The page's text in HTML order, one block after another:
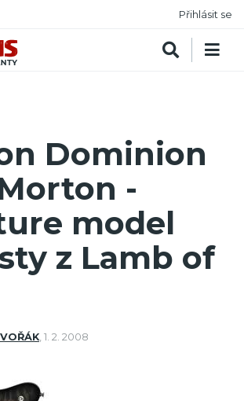
Přihlásit se
Dominion
-
model
z Lamb of
1. 2. 2008